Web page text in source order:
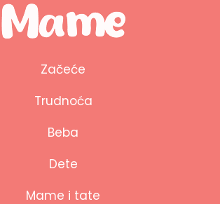
Začeće
Trudnoća
Beba
Dete
Mame i tate